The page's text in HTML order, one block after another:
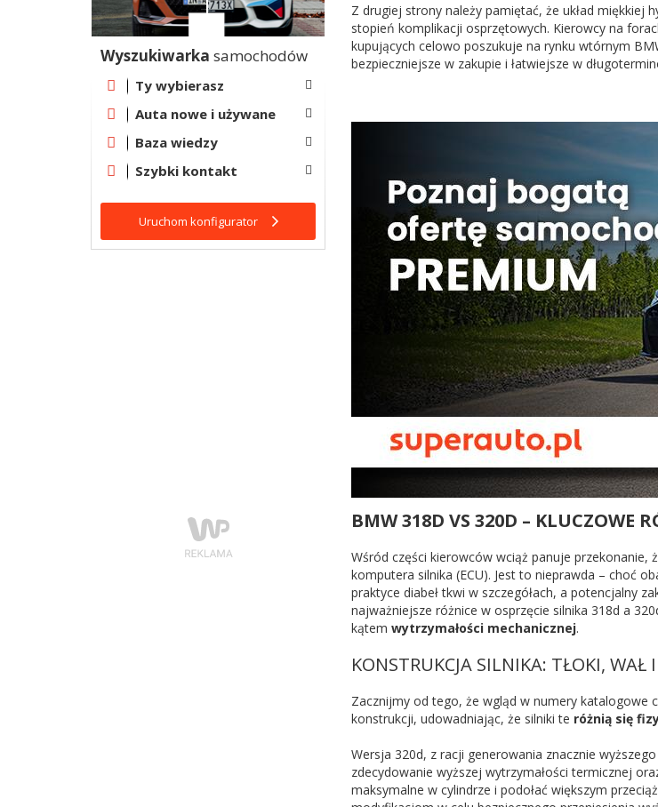
Z drugiej strony należy pamiętać, że układ miękkiej
stopień komplikacji osprzętowych. Kierowcy na
kupujących celowo poszukuje na rynku wtórnym
bezpieczniejsze w zakupie i łatwiejsze w
BMW 318D VS 320D – KLUCZOWE
Wśród części kierowców wciąż panuje przekonanie,
komputera silnika (ECU). Jest to nieprawda – choć
praktyce diabeł tkwi w szczegółach, a potencjalny
najważniejsze różnice w osprzęcie silnika 318d a
kątem wytrzymałości mechanicznej.
KONSTRUKCJA SILNIKA: TŁOKI, WAŁ
Zacznijmy od tego, że wgląd w numery katalogowe
konstrukcji, udowadniając, że silniki te różnią się
Wersja 320d, z racji generowania znacznie
zdecydowanie wyższej wytrzymałości termicznej
maksymalne w cylindrze i podołać większym
Wyszukiwarka samochodów
Ty wybierasz
Auta nowe i używane
Baza wiedzy
Szybki kontakt
Uruchom konfigurator